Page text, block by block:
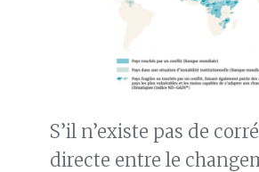
S’il n’existe pas de
directe entre le